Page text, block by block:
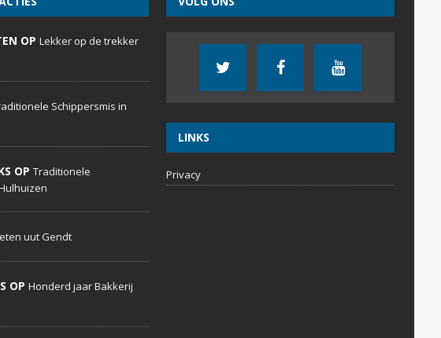
OPLekker op de trekker
Schippersmis in
OPTraditionele
uut Gendt
OPHonderd jaar Bakkerij
LINKS
Privacy